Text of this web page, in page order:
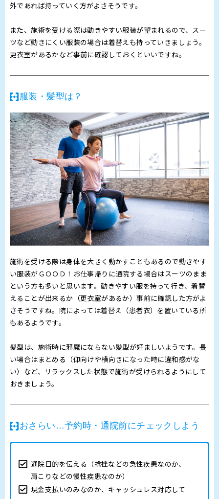
外であれば持っていく方がよさそうです。
また、施術を受ける際は動きやすい服装が望まれるので、スー
ツなど動きにくい服装の場合は着替えも持っていきましょう。
更衣室があるかなど事前に確認しておくといいですね。
服装・髪型は？
施術を受ける際は身体を大きく動かすこともあるので動きやす
い服装がＧＯＯＤ！お仕事帰りに通院する場合はスーツのまま
という方も多いと思います。動きやすい服を持って行き、着替
えることが出来るか（更衣室があるか）事前に確認した方がよ
さそうですね。院によっては着替え（患者衣）を置いている所
もあるようです。
髪型は、施術時に邪魔にならない髪型が好ましいようです。長
い場合はまとめる（仰向けや横向きになった時に違和感がな
い）など、リラックスした状態で施術が受けられるようにして
おきましょう。
おさらい…予約時・通院前にチェックしよう
通院目的を伝える（捻挫などの急性疾患なのか、
肩こりなどの慢性疾患なのか）
現金支払いのみなのか、キャッシュレス対応して